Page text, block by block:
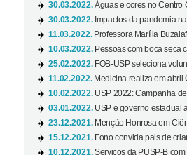
30.03.2022.Águas e cores no Centro
30.03.2022. Impactos da pandemia
11.03.2022. Professora Marília
10.03.2022. Pessoas com boca seca
25.02.2022. FOB-USP seleciona
11.02.2022. Medicina realiza em abril
10.02.2022. USP 2022: Campanha
03.01.2022. USP e governo estadual
23.12.2021. Menção Honrosa em
15.12.2021. Fono convida pais de
10.12.2021.Serviços da PUSP-B